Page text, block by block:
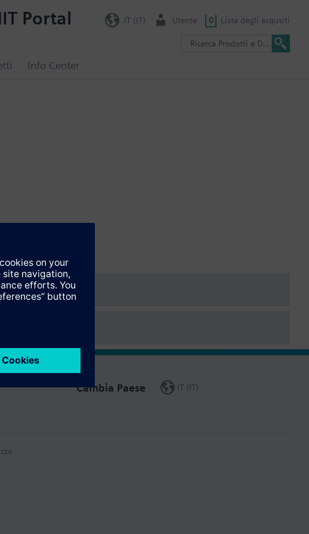
Info Center
Portal IT (IT) Utente 0 Lista degli acqusiti
separately. See chapter Display and operation units.
Cambia Paese IT (IT)